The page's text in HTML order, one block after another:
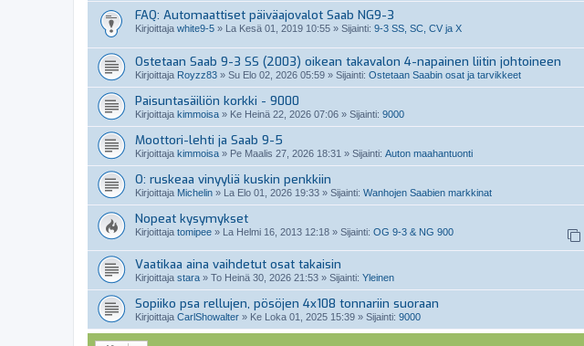
FAQ: Automaattiset päiväajovalot Saab NG9-3
Kirjoittaja white9-5 » La Kesä 01, 2019 10:55 » Sijainti: 9-3 SS, SC, CV ja X
Ostetaan Saab 9-3 SS (2003) oikean takavalon 4-napainen liitin johtoineen
Kirjoittaja Royzz83 » Su Elo 02, 2026 05:59 » Sijainti: Ostetaan Saabin osat ja tarvikkeet
Paisuntasäiliön korkki - 9000
Kirjoittaja kimmoisa » Ke Heinä 22, 2026 07:06 » Sijainti: 9000
Moottori-lehti ja Saab 9-5
Kirjoittaja kimmoisa » Pe Maalis 27, 2026 18:31 » Sijainti: Auton maahantuonti
O: ruskeaa vinyyliä kuskin penkkiin
Kirjoittaja Michelin » La Elo 01, 2026 19:33 » Sijainti: Wanhojen Saabien markkinat
Nopeat kysymykset
Kirjoittaja tomipee » La Helmi 16, 2013 12:18 » Sijainti: OG 9-3 & NG 900
Vaatikaa aina vaihdetut osat takaisin
Kirjoittaja stara » To Heinä 30, 2026 21:53 » Sijainti: Yleinen
Sopiiko psa rellujen, pösöjen 4x108 tonnariin suoraan
Kirjoittaja CarlShowalter » Ke Loka 01, 2025 15:39 » Sijainti: 9000